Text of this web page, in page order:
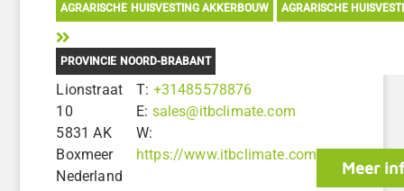
AGRARISCHE HUISVESTING AKKERBOUW AGRARISCHE
PROVINCIE NOORD-BRABANT
Lionstraat
10
5831 AK
Boxmeer
Nederland
T: +31485578876
E: sales@itbclimate.com
W:
https://www.itbclimate.com
Meer